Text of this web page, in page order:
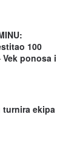
100
Vek ponosa i
ekipa